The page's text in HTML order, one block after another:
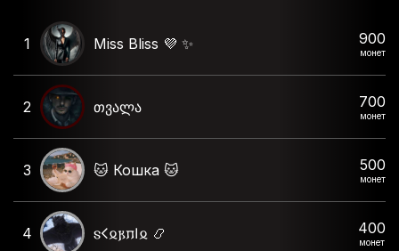
1 Miss Bliss 💜 ✨️ 900
монет
2 თვალა 700
монет
3 🐱 Кошка 🐱 500
монет
4 𐍃𐌂𐍉𐍂𐍀𐌉𐍉 📿 400
монет